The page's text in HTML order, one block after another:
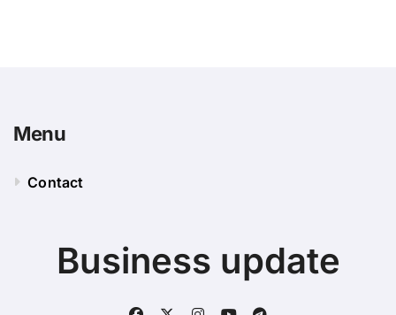
Menu
Contact
Business update